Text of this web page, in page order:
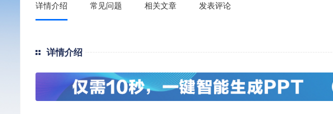
详情介绍 常见问题 相关文章 发表评论
详情介绍